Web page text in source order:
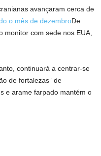
avançaram cerca de
o mês de dezembroDe
monitor com sede nos EUA,
continuará a centrar-se
de fortalezas” de
e arame farpado mantém o